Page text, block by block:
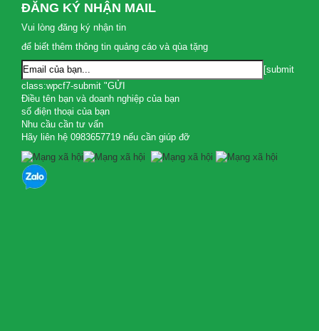
ĐĂNG KÝ NHẬN MAIL
Vui lòng đăng ký nhận tin
để biết thêm thông tin quảng cáo và qùa tặng
[submit
class:wpcf7-submit "GỬI
Điều tên bạn và doanh nghiệp của bạn
số điện thoại của bạn
Nhu cầu cần tư vấn
Hãy liên hệ 0983657719 nếu cần giúp đỡ